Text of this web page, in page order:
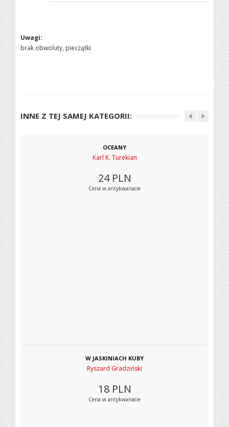
Uwagi:
brak obwoluty, pieczątki
INNE Z TEJ SAMEJ KATEGORII:
OCEANY
Karl K. Turekian
24 PLN
Cena w antykwariacie
W JASKINIACH KUBY
Ryszard Gradziński
18 PLN
Cena w antykwariacie